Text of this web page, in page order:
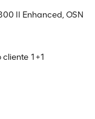
II Enhanced, OSN
1+1